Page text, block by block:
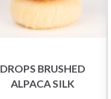
DROPS BRUSHED
ALPACA SILK